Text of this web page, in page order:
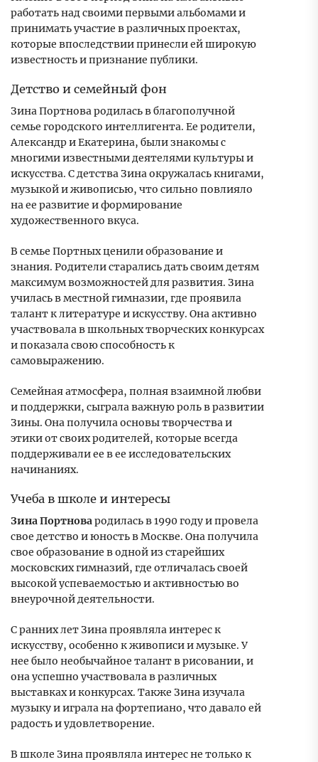
работать над своими первыми альбомами и
принимать участие в различных проектах,
которые впоследствии принесли ей широкую
известность и признание публики.
Детство и семейный фон
Зина Портнова родилась в благополучной
семье городского интеллигента. Ее родители,
Александр и Екатерина, были знакомы с
многими известными деятелями культуры и
искусства. С детства Зина окружалась книгами,
музыкой и живописью, что сильно повлияло
на ее развитие и формирование
художественного вкуса.
В семье Портных ценили образование и
знания. Родители старались дать своим детям
максимум возможностей для развития. Зина
училась в местной гимназии, где проявила
талант к литературе и искусству. Она активно
участвовала в школьных творческих конкурсах
и показала свою способность к
самовыражению.
Семейная атмосфера, полная взаимной любви
и поддержки, сыграла важную роль в развитии
Зины. Она получила основы творчества и
этики от своих родителей, которые всегда
поддерживали ее в ее исследовательских
начинаниях.
Учеба в школе и интересы
Зина Портновародилась в 1990 году и провела
свое детство и юность в Москве. Она получила
свое образование в одной из старейших
московских гимназий, где отличалась своей
высокой успеваемостью и активностью во
внеурочной деятельности.
С ранних лет Зина проявляла интерес к
искусству, особенно к живописи и музыке. У
нее было необычайное талант в рисовании, и
она успешно участвовала в различных
выставках и конкурсах. Также Зина изучала
музыку и играла на фортепиано, что давало ей
радость и удовлетворение.
В школе Зина проявляла интерес не только к